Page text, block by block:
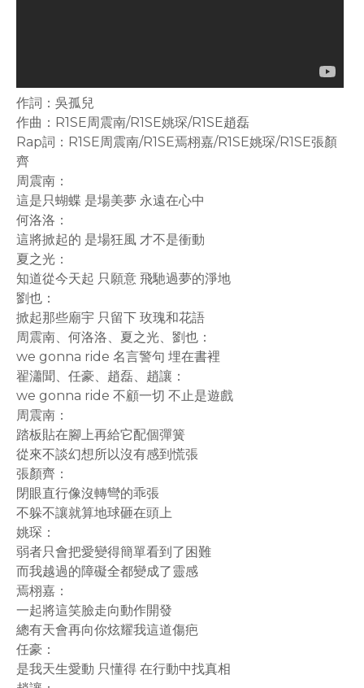
作詞：吳孤兒
作曲：R1SE周震南/R1SE姚琛/R1SE趙磊
Rap詞：R1SE周震南/R1SE焉栩嘉/R1SE姚琛/R1SE張顏
齊
周震南：
這是只蝴蝶 是場美夢 永遠在心中
何洛洛：
這將掀起的 是場狂風 才不是衝動
夏之光：
知道從今天起 只願意 飛馳過夢的淨地
劉也：
掀起那些廟宇 只留下 玫瑰和花語
周震南、何洛洛、夏之光、劉也：
we gonna ride 名言警句 埋在書裡
翟瀟聞、任豪、趙磊、趙讓：
we gonna ride 不顧一切 不止是遊戲
周震南：
踏板貼在腳上再給它配個彈簧
從來不談幻想所以沒有感到慌張
張顏齊：
閉眼直行像沒轉彎的乖張
不躲不讓就算地球砸在頭上
姚琛：
弱者只會把愛變得簡單看到了困難
而我越過的障礙全都變成了靈感
焉栩嘉：
一起將這笑臉走向動作開發
總有天會再向你炫耀我這道傷疤
任豪：
是我天生愛動 只懂得 在行動中找真相